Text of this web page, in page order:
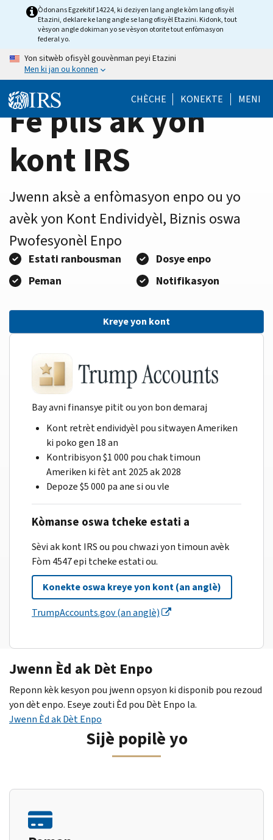
HomeÒdonans Egzekitif 14224, ki deziyen lang angle kòm lang ofisyèl
Etazini, deklare ke lang angle se lang ofisyèl Etazini. Kidonk, tout
vèsyon angle dokiman yo se vèsyon otorite tout enfòmasyon
federal yo.
Yon sitwèb ofisyèl gouvènman peyi Etazini
Men ki jan ou konnen
CHÈCHE KONEKTE MENI
Fè plis ak yon
kont IRS
Jwenn aksè a enfòmasyon enpo ou yo
avèk yon Kont Endividyèl, Biznis oswa
Pwofesyonèl Enpo
Estati ranbousman
Dosye enpo
Peman
Notifikasyon
Kreye yon kont
Bay avni finansye pitit ou yon bon demaraj
Kont retrèt endividyèl pou sitwayen Ameriken
ki poko gen 18 an
Kontribisyon $1 000 pou chak timoun
Ameriken ki fèt ant 2025 ak 2028
Depoze $5 000 pa ane si ou vle
Kòmanse oswa tcheke estati a
Sèvi ak kont IRS ou pou chwazi yon timoun avèk
Fòm 4547 epi tcheke estati ou.
Konekte oswa kreye yon kont (an anglè)
TrumpAccounts.gov (an anglè)
Jwenn Èd ak Dèt Enpo
Reponn kèk kesyon pou jwenn opsyon ki disponib pou rezoud
yon dèt enpo. Eseye zouti Èd pou Dèt Enpo la.
Jwenn Èd ak Dèt Enpo
Sijè popilè yo